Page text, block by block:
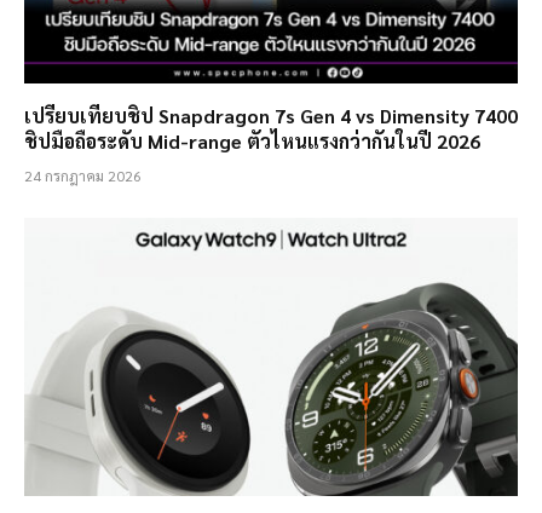
เปรียบเทียบชิป Snapdragon 7s Gen 4 vs Dimensity 7400
ชิปมือถือระดับ Mid-range ตัวไหนแรงกว่ากันในปี 2026
24 กรกฎาคม 2026